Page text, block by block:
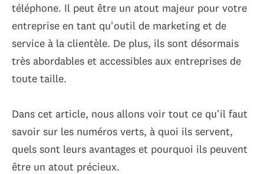
téléphone. Il peut être un atout majeur pour votre
entreprise en tant qu'outil de marketing et de
service à la clientèle. De plus, ils sont désormais
très abordables et accessibles aux entreprises de
toute taille.
Dans cet article, nous allons voir tout ce qu'il faut
savoir sur les numéros verts, à quoi ils servent,
quels sont leurs avantages et pourquoi ils peuvent
être un atout précieux.